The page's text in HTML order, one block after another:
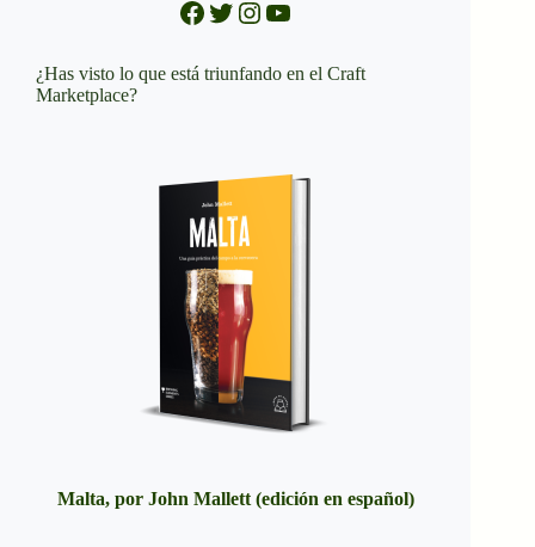
Facebook
Twitter
Instagram
YouTube
¿Has visto lo que está triunfando en el Craft
Marketplace?
Malta, por John Mallett (edición en español)